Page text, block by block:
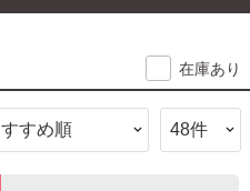
在庫あり